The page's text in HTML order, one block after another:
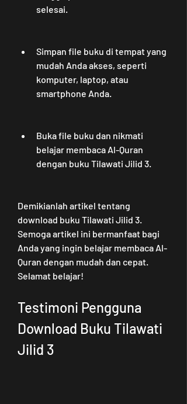
selesai.
Simpan file buku di tempat yang
mudah Anda akses, seperti
komputer, laptop, atau
smartphone Anda.
Buka file buku dan nikmati
belajar membaca Al-Quran
dengan buku Tilawati Jilid 3.
Demikianlah artikel tentang
download buku Tilawati Jilid 3.
Semoga artikel ini bermanfaat bagi
Anda yang ingin belajar membaca Al-
Quran dengan mudah dan cepat.
Selamat belajar!
Testimoni Pengguna
Download Buku Tilawati
Jilid 3